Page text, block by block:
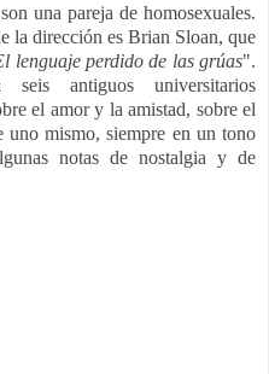
una pareja de homosexuales.
la dirección es Brian Sloan, que
lenguaje perdido de las grúas".
antiguos universitarios
el amor y la amistad, sobre el
uno mismo, siempre en un tono
notas de nostalgia y de